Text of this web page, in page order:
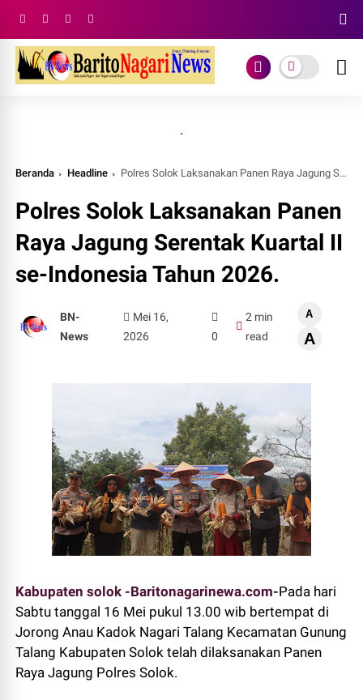
.
Beranda Headline Polres Solok Laksanakan Panen Raya Jagung Serentak Kuartal II se-Indonesia Tahun 2026.
Polres Solok Laksanakan Panen
Raya Jagung Serentak Kuartal II
se-Indonesia Tahun 2026.
BN-
News
Mei 16,
2026
0
2 min
read
A
A
Kabupaten solok -Baritonagarinewa.com-Pada hari
Sabtu tanggal 16 Mei pukul 13.00 wib bertempat di
Jorong Anau Kadok Nagari Talang Kecamatan Gunung
Talang Kabupaten Solok telah dilaksanakan Panen
Raya Jagung Polres Solok.